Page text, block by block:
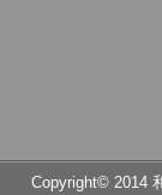
Copyright© 2014